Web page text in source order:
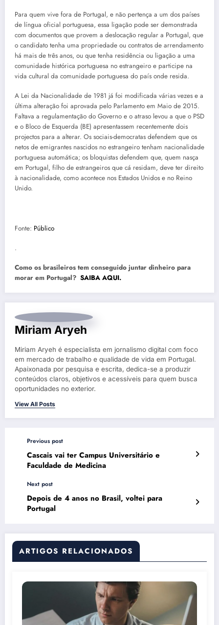
Para quem vive fora de Portugal, e não pertença a um dos países
de língua oficial portuguesa, essa ligação pode ser demonstrada
com documentos que provem a deslocação regular a Portugal, que
o candidato tenha uma propriedade ou contratos de arrendamento
há mais de três anos, ou que tenha residência ou ligação a uma
comunidade histórica portuguesa no estrangeiro e participe na
vida cultural da comunidade portuguesa do país onde resida.
A Lei da Nacionalidade de 1981 já foi modificada várias vezes e a
última alteração foi aprovada pelo Parlamento em Maio de 2015.
Faltava a regulamentação do Governo e o atraso levou a que o PSD
e o Bloco de Esquerda (BE) apresentassem recentemente dois
projectos para a alterar. Os sociais-democratas defendem que os
netos de emigrantes nascidos no estrangeiro tenham nacionalidade
portuguesa automática; os bloquistas defendem que, quem nasça
em Portugal, filho de estrangeiros que cá residam, deve ter direito
à nacionalidade, como acontece nos Estados Unidos e no Reino
Unido.
Fonte: Público
.
Como os brasileiros tem conseguido juntar dinheiro para
morar em Portugal? SAIBA AQUI.
Miriam Aryeh
Miriam Aryeh é especialista em jornalismo digital com foco
em mercado de trabalho e qualidade de vida em Portugal.
Apaixonada por pesquisa e escrita, dedica-se a produzir
conteúdos claros, objetivos e acessíveis para quem busca
oportunidades no exterior.
View All Posts
Previous post
Cascais vai ter Campus Universitário e
Faculdade de Medicina
Next post
Depois de 4 anos no Brasil, voltei para
Portugal
ARTIGOS RELACIONADOS